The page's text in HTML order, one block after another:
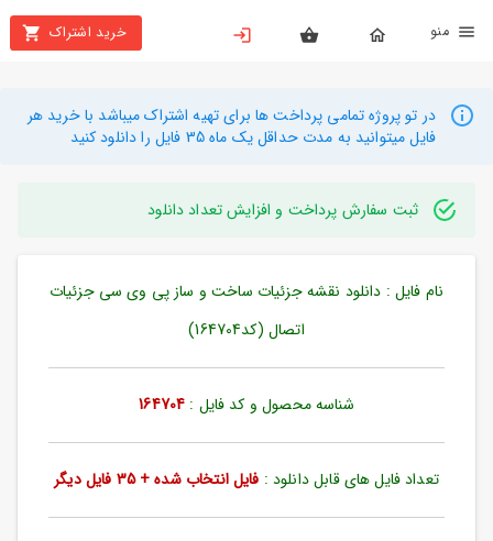
خرید اشتراک
بستن
محصولات
تهیه
راهنما
دانلود
ورود
به
در تو پروژه تمامی پرداخت ها برای تهیه اشتراک میباشد با خرید هر
فایل میتوانید به مدت حداقل یک ماه 35 فایل را دانلود کنید
ثبت سفارش پرداخت و افزایش تعداد دانلود
نام فایل : دانلود نقشه جزئیات ساخت و ساز پی وی سی جزئیات
اتصال (کد164704)
شناسه محصول و کد فایل : 164704
تعداد فایل های قابل دانلود : فایل انتخاب شده + 35 فایل دیگر